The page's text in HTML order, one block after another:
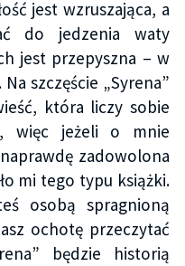
jest wzruszająca, a
do jedzenia waty
jest przepyszna – w
szczęście „Syrena”
która liczy sobie
więc jeżeli o mnie
zadowolona
mi tego typu książki.
osobą spragnioną
ochotę przeczytać
będzie historią